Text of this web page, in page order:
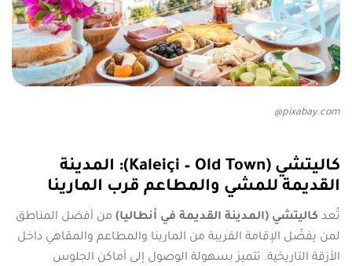
pixabay.com@
كاليتشي (Kaleiçi – Old Town): المدينة
القديمة للمشي والمطاعم قرب المارينا
تُعد كاليتشي (المدينة القديمة في أنطاليا) من أفضل المناطق
لمن يفضّل الإقامة القريبة من المارينا والمطاعم والمقاهي داخل
الأزقة التاريخية. تتميز بسهولة الوصول إلى أماكن الجلوس